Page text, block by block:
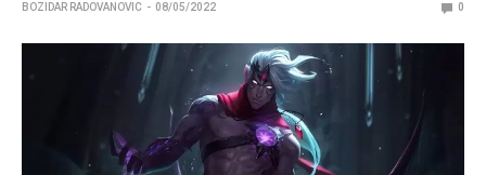
BOZIDAR RADOVANOVIC 08/05/2022 0